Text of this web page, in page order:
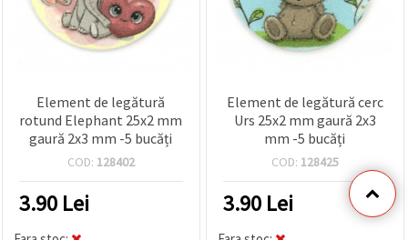
Element de legătură
rotund Elephant 25x2 mm
gaură 2x3 mm -5 bucăți
COD: 128402
3.90 Lei
Element de legătură cerc
Urs 25x2 mm gaură 2x3
mm -5 bucăți
COD: 128425
3.90 Lei